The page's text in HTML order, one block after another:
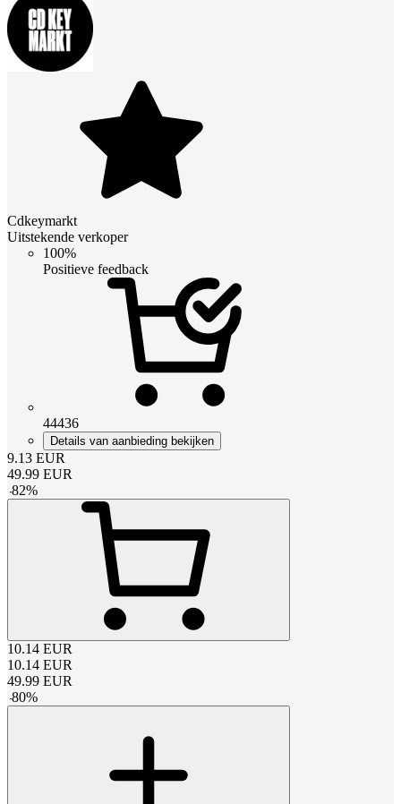
Cdkeymarkt
Uitstekende verkoper
100%
Positieve feedback
44436
Details van aanbieding bekijken
9.13 EUR
49.99 EUR
-82%
10.14 EUR
10.14 EUR
49.99 EUR
-80%